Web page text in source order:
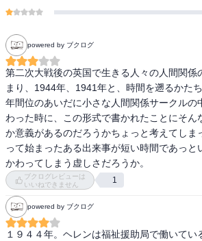
powered by ブクログ
第二次大戦後の英国で生きる人々の人間関係
まり、1944年、1941年と、時間を遡るかた
年間位のあいだに小さな人間関係サークルの
わった時に、この形式で書かれたことにそん
か意義があるのだろうかちょっと考えてしま
って始まったある出来事が短い時間であっと
かわってしまう虚しさだろうか。
ブクログレビューは
いいねできません
1
powered by ブクログ
１９４４年。ヘレンは福祉援助局で働いてい